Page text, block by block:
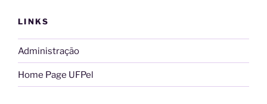
LINKS
Administração
Home Page UFPel